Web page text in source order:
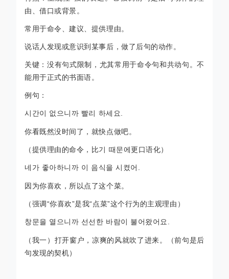
由、借口或背景。
常用于命令、建议、提供理由。
说话人发现或意识到某事后，做了后句的动作。
关键：没有句式限制，尤其常用于命令句和共动句。不
能用于正式的书面语。
例句：
시간이 없으니까 빨리 하세요
你看既然没时间了，就快点做吧。
（提供理由的命令，比기 때문에更口语化）
네가 좋아하니까 이 음식을 시켰어
因为你喜欢，所以点了这个菜。
（强调“你喜欢”是我“点菜”这个行为的主观理由）
창문을 열으니까 선선한 바람이 불어왔어요
（我一）打开窗户，凉爽的风就吹了进来。（前句是后
句发现的契机）